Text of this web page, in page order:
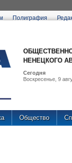
Полиграфия
НЕНЕЦКОГО
Сегодня
Воскресенье, 9
Общество